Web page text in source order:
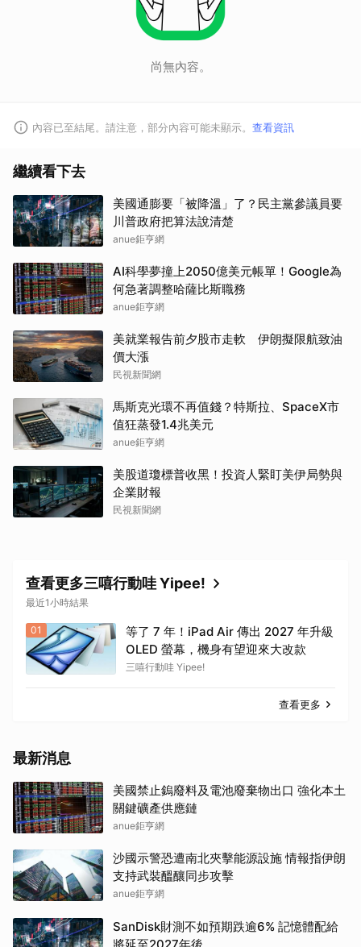
尚無內容。
內容已至結尾。請注意，部分內容可能未顯示。 查看資訊
繼續看下去
美國通膨要「被降溫」了？民主黨參議員要
川普政府把算法說清楚
anue鉅亨網
AI科學夢撞上2050億美元帳單！Google為
何急著調整哈薩比斯職務
anue鉅亨網
美就業報告前夕股市走軟 伊朗擬限航致油
價大漲
民視新聞網
馬斯克光環不再值錢？特斯拉、SpaceX市
值狂蒸發1.4兆美元
anue鉅亨網
美股道瓊標普收黑！投資人緊盯美伊局勢與
企業財報
民視新聞網
查看更多三嘻行動哇 Yipee!
最近1小時結果
01
等了 7 年！iPad Air 傳出 2027 年升級
OLED 螢幕，機身有望迎來大改款
三嘻行動哇 Yipee!
查看更多
最新消息
美國禁止鎢廢料及電池廢棄物出口 強化本土
關鍵礦產供應鏈
anue鉅亨網
沙國示警恐遭南北夾擊能源設施 情報指伊朗
支持武裝醞釀同步攻擊
anue鉅亨網
SanDisk財測不如預期跌逾6% 記憶體配給